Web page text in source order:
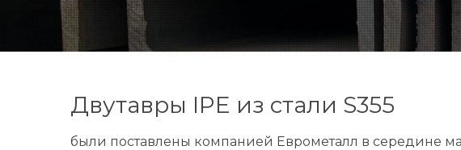
Двутавры IPE из стали S355
были поставлены компанией Еврометалл в середине